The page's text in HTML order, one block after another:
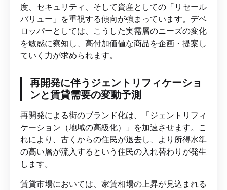
度、セキュリティ、そして資産としての「リセール
バリュー」を重視する傾向が強まっています。デベ
ロッパーとしては、こうした実需層のニーズの変化
を敏感に察知し、高付加価値な商品を企画・提案し
ていく力が求められます。
再開発に伴うジェントリフィケーショ
ンと賃貸需要の変動予測
再開発による街のブランド化は、「ジェントリフィ
ケーション（地域の高級化）」を加速させます。こ
れにより、古くからの住民が退去し、より所得水準
の高い層が流入するという住民の入れ替わりが発生
します。
賃貸市場においては、家賃相場の上昇が見込まれる